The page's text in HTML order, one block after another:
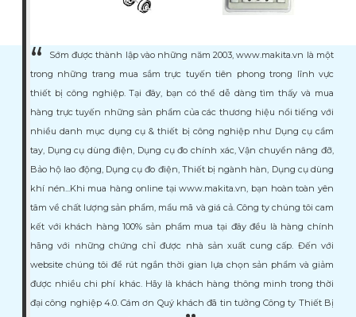
Sớm được thành lập vào những năm 2003, www.makita.vn là một
trong những trang mua sắm trực tuyến tiên phong trong lĩnh vực
thiết bị công nghiệp. Tại đây, bạn có thể dễ dàng tìm thấy và mua
hàng trực tuyến những sản phẩm của các thương hiệu nổi tiếng với
nhiều danh mục dụng cụ & thiết bị công nghiệp như Dụng cụ cầm
tay, Dụng cụ dùng điện, Dụng cụ đo chính xác, Vận chuyển nâng đỡ,
Bảo hộ lao động, Dụng cụ đo điện, Thiết bị ngành hàn, Dụng cụ dùng
khí nén...Khi mua hàng online tại www.makita.vn, bạn hoàn toàn yên
tâm về chất lượng sản phẩm, mẩu mã và giá cả. Công ty chúng tôi cam
kết với khách hàng 100% sản phẩm mua tại đây đều là hàng chính
hãng với những chứng chỉ được nhà sản xuất cung cấp. Đến với
website chúng tôi để rút ngắn thời gian lựa chọn sản phẩm và giảm
được nhiều chi phí khác. Hãy là khách hàng thông minh trong thời
đại công nghiệp 4.0. Cám ơn Quý khách đã tin tưởng Công ty Thiết Bị